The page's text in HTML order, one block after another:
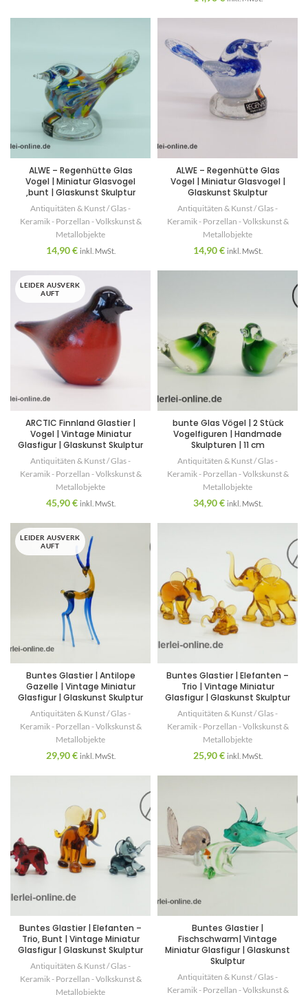
ALWE – Regenhütte Glas
Vogel | Miniatur Glasvogel
,bunt | Glaskunst Skulptur
Antiquitäten & Kunst / Glas -
Keramik - Porzellan - Volkskunst &
Metallobjekte
14,90€ inkl. MwSt.
ALWE – Regenhütte Glas
Vogel | Miniatur Glasvogel |
Glaskunst Skulptur
Antiquitäten & Kunst / Glas -
Keramik - Porzellan - Volkskunst &
Metallobjekte
14,90€ inkl. MwSt.
LEIDER AUSVERK
AUFT
ARCTIC Finnland Glastier |
Vogel | Vintage Miniatur
Glasfigur | Glaskunst Skulptur
Antiquitäten & Kunst / Glas -
Keramik - Porzellan - Volkskunst &
Metallobjekte
45,90€ inkl. MwSt.
bunte Glas Vögel | 2 Stück
Vogelfiguren | Handmade
Skulpturen | 11 cm
Antiquitäten & Kunst / Glas -
Keramik - Porzellan - Volkskunst &
Metallobjekte
34,90€ inkl. MwSt.
LEIDER AUSVERK
AUFT
Buntes Glastier | Antilope
Gazelle | Vintage Miniatur
Glasfigur | Glaskunst Skulptur
Antiquitäten & Kunst / Glas -
Keramik - Porzellan - Volkskunst &
Metallobjekte
29,90€ inkl. MwSt.
Buntes Glastier | Elefanten –
Trio | Vintage Miniatur
Glasfigur | Glaskunst Skulptur
Antiquitäten & Kunst / Glas -
Keramik - Porzellan - Volkskunst &
Metallobjekte
25,90€ inkl. MwSt.
Buntes Glastier | Elefanten –
Trio, Bunt | Vintage Miniatur
Glasfigur | Glaskunst Skulptur
Antiquitäten & Kunst / Glas -
Keramik - Porzellan - Volkskunst &
Metallobjekte
Buntes Glastier |
Fischschwarm| Vintage
Miniatur Glasfigur | Glaskunst
Skulptur
Antiquitäten & Kunst / Glas -
Keramik - Porzellan - Volkskunst &